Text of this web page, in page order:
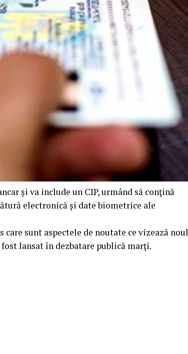
și va include un CIP, urmând să conţină
electronică și date biometrice ale
sunt aspectele de noutate ce vizează noul
lansat în dezbatare publică marţi.